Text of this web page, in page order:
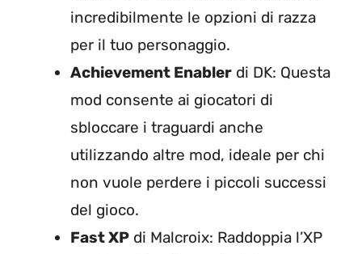
incredibilmente le opzioni di razza
per il tuo personaggio.
Achievement Enabler di DK: Questa
mod consente ai giocatori di
sbloccare i traguardi anche
utilizzando altre mod, ideale per chi
non vuole perdere i piccoli successi
del gioco.
Fast XP di Malcroix: Raddoppia l’XP